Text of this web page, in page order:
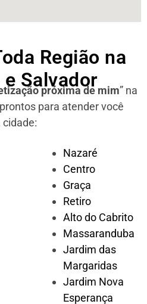
Região na
e Salvador
próxima de mim” na
para atender você
Nazaré
Centro
Graça
Retiro
Alto do Cabrito
Massaranduba
Jardim das
Margaridas
Jardim Nova
Esperança